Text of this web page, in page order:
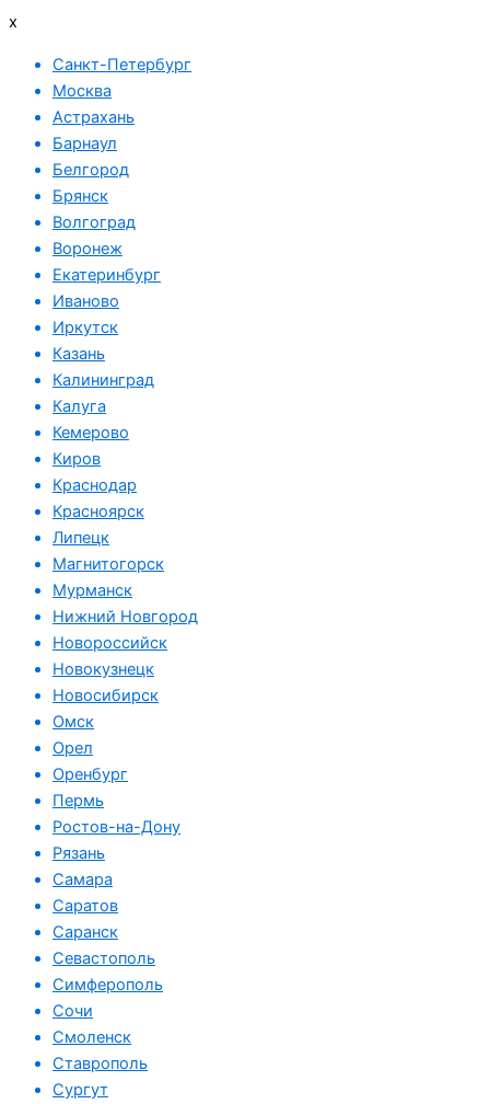
x
Санкт-Петербург
Москва
Астрахань
Барнаул
Белгород
Брянск
Волгоград
Воронеж
Екатеринбург
Иваново
Иркутск
Казань
Калининград
Калуга
Кемерово
Киров
Краснодар
Красноярск
Липецк
Магнитогорск
Мурманск
Нижний Новгород
Новороссийск
Новокузнецк
Новосибирск
Омск
Орел
Оренбург
Пермь
Ростов-на-Дону
Рязань
Самара
Саратов
Саранск
Севастополь
Симферополь
Сочи
Смоленск
Ставрополь
Сургут